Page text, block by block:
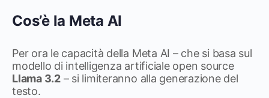
Cos’è la Meta AI
Per ora le capacità della Meta AI – che si basa sul
modello di intelligenza artificiale open source
Llama 3.2– si limiteranno alla generazione del
testo.